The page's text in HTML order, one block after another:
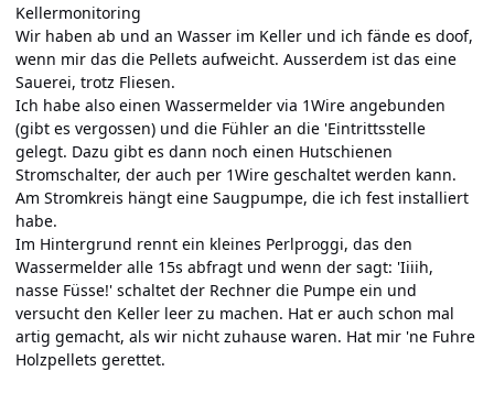
Kellermonitoring
Wir haben ab und an Wasser im Keller und ich fände es doof,
wenn mir das die Pellets aufweicht. Ausserdem ist das eine
Sauerei, trotz Fliesen.
Ich habe also einen Wassermelder via 1Wire angebunden
(gibt es vergossen) und die Fühler an die 'Eintrittsstelle
gelegt. Dazu gibt es dann noch einen Hutschienen
Stromschalter, der auch per 1Wire geschaltet werden kann.
Am Stromkreis hängt eine Saugpumpe, die ich fest installiert
habe.
Im Hintergrund rennt ein kleines Perlproggi, das den
Wassermelder alle 15s abfragt und wenn der sagt: 'Iiiih,
nasse Füsse!' schaltet der Rechner die Pumpe ein und
versucht den Keller leer zu machen. Hat er auch schon mal
artig gemacht, als wir nicht zuhause waren. Hat mir 'ne Fuhre
Holzpellets gerettet.